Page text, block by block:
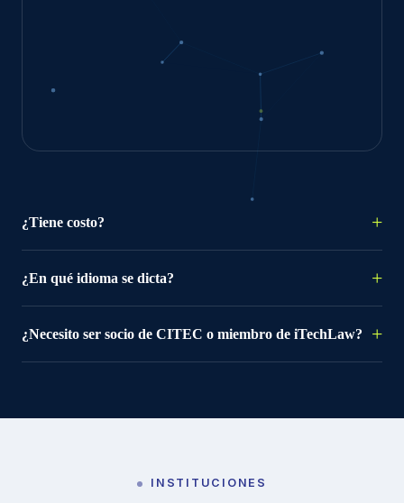
¿Tiene costo?
¿En qué idioma se dicta?
¿Necesito ser socio de CITEC o miembro de iTechLaw?
INSTITUCIONES